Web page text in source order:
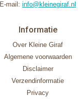
E-mail: info@kleinegiraf.nl
Informatie
Over Kleine Giraf
Algemene voorwaarden
Disclaimer
Verzendinformatie
Privacy